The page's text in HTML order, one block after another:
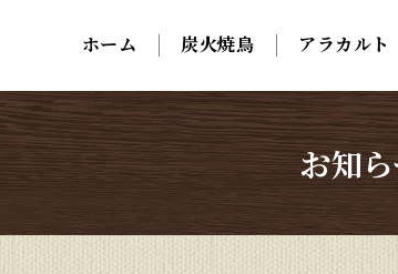
ホーム 炭火焼鳥 アラカルト
ホーム 炭火焼鳥 アラカルト
お知